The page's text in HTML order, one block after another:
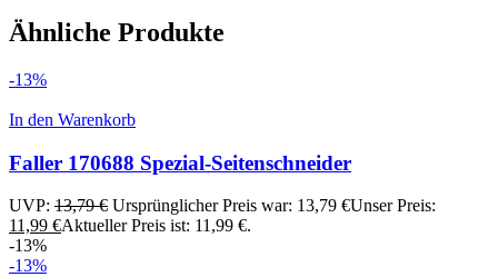
Ähnliche Produkte
-13%
In den Warenkorb
Faller 170688 Spezial-Seitenschneider
UVP: 13,79€ Ursprünglicher Preis war: 13,79 €Unser Preis:
11,99 €Aktueller Preis ist: 11,99 €.
-13%
-13%